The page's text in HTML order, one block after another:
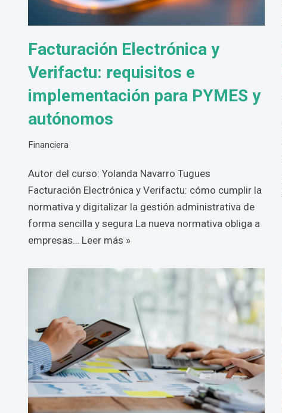
Facturación Electrónica y
Verifactu: requisitos e
implementación para PYMES y
autónomos
Financiera
Autor del curso: Yolanda Navarro Tugues
Facturación Electrónica y Verifactu: cómo cumplir la
normativa y digitalizar la gestión administrativa de
forma sencilla y segura La nueva normativa obliga a
empresas… Leer más »